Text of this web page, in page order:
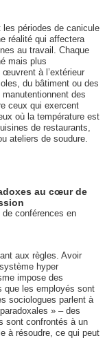
périodes de canicule
réalité qui affectera
au travail. Chaque
mais plus
à l’extérieur
du bâtiment ou des
des
ceux qui exercent
où la température est
de restaurants,
ateliers de soudure.
au cœur de
conférences en
aux règles. Avoir
hyper
impose des
que les employés sont
sociologues parlent à
» – des
sont confrontés à un
à résoudre, ce qui peut